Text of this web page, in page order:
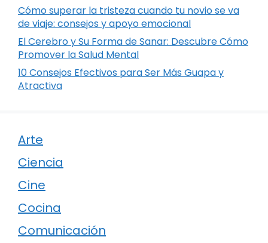
Cómo superar la tristeza cuando tu novio se va
de viaje: consejos y apoyo emocional
El Cerebro y Su Forma de Sanar: Descubre Cómo
Promover la Salud Mental
10 Consejos Efectivos para Ser Más Guapa y
Atractiva
Arte
Ciencia
Cine
Cocina
Comunicación